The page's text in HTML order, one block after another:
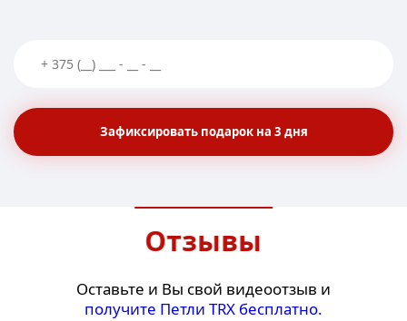
Зафиксировать подарок на 3 дня
Отзывы
Оставьте и Вы свой видеоотзыв и
получите Петли ТRХ бесплатно.